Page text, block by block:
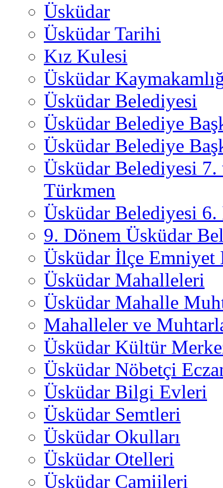
Üsküdar
Üsküdar Tarihi
Kız Kulesi
Üsküdar
Üsküdar Belediyesi
Üsküdar Belediye
Üsküdar Belediye
Üsküdar Belediyesi
Türkmen
Üsküdar Belediyesi 6.
9. Dönem Üsküdar
Üsküdar İlçe
Üsküdar Mahalleleri
Üsküdar Mahalle
Mahalleler ve
Üsküdar Kültür
Üsküdar Nöbetçi
Üsküdar Bilgi Evleri
Üsküdar Semtleri
Üsküdar Okulları
Üsküdar Otelleri
Üsküdar Camiileri